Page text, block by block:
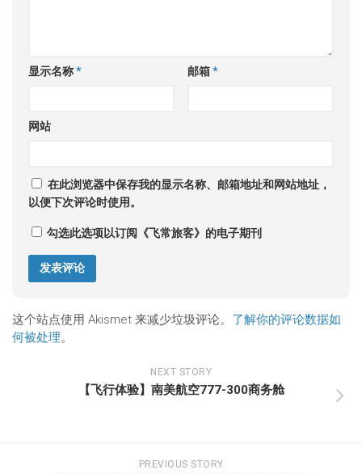
显示名称* 邮箱*
网站
在此浏览器中保存我的显示名称、邮箱地址和网站地址，
以便下次评论时使用。
勾选此选项以订阅《飞常旅客》的电子期刊
这个站点使用 Akismet 来减少垃圾评论。 了解你的评论数据如
何被处理。
NEXT STORY
【飞行体验】南美航空777-300商务舱
PREVIOUS STORY